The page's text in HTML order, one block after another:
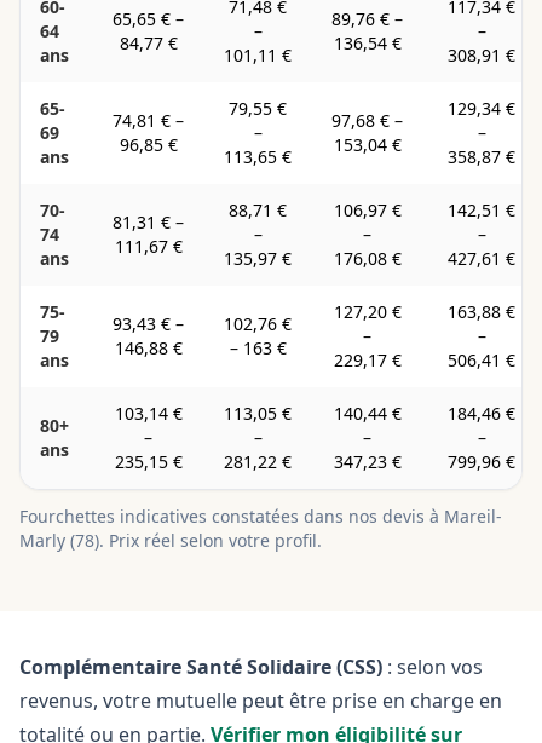
60-
64
ans
65,65 € –
84,77 €
71,48 €
–
101,11 €
89,76 € –
136,54 €
117,34 €
–
308,91 €
65-
69
ans
74,81 € –
96,85 €
79,55 €
–
113,65 €
97,68 € –
153,04 €
129,34 €
–
358,87 €
70-
74
ans
81,31 € –
111,67 €
88,71 €
–
135,97 €
106,97 €
–
176,08 €
142,51 €
–
427,61 €
75-
79
ans
93,43 € –
146,88 €
102,76 €
– 163 €
127,20 €
–
229,17 €
163,88 €
–
506,41 €
80+
ans
103,14 €
–
235,15 €
113,05 €
–
281,22 €
140,44 €
–
347,23 €
184,46 €
–
799,96 €
Fourchettes indicatives constatées dans nos devis à Mareil-
Marly (78). Prix réel selon votre profil.
Complémentaire Santé Solidaire (CSS) : selon vos
revenus, votre mutuelle peut être prise en charge en
totalité ou en partie. Vérifier mon éligibilité sur